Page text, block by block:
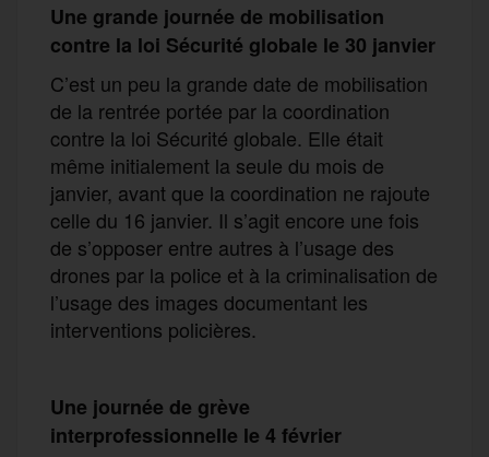
Une grande journée de mobilisation
contre la loi Sécurité globale le 30 janvier
C’est un peu la grande date de mobilisation
de la rentrée portée par la coordination
contre la loi Sécurité globale. Elle était
même initialement la seule du mois de
janvier, avant que la coordination ne rajoute
celle du 16 janvier. Il s’agit encore une fois
de s’opposer entre autres à l’usage des
drones par la police et à la criminalisation de
l’usage des images documentant les
interventions policières.
Une journée de grève
interprofessionnelle le 4 février